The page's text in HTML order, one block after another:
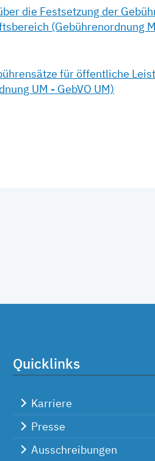
die Festsetzung der
(Gebührenordnung
für öffentliche
UM - GebVO UM)
Quicklinks
Karriere
Presse
Ausschreibungen